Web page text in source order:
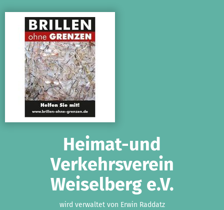
Heimat-und
Verkehrsverein
Weiselberg e.V.
wird verwaltet von Erwin Raddatz